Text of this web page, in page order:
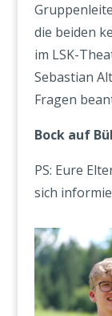
die beiden
im LSK-
Sebastian
Fragen
Bock auf
PS: Eure
sich